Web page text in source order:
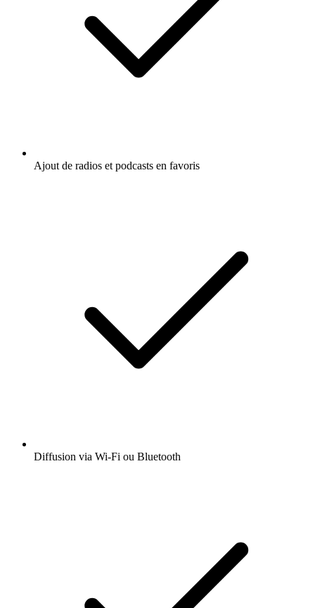
Ajout de radios et podcasts en favoris
Diffusion via Wi-Fi ou Bluetooth